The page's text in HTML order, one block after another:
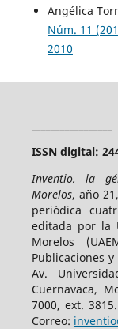
Angélica
Núm. 11
2010
ISSN digital:
Inventio, la
Morelos, año
periódica
editada por la
Morelos
Publicaciones
Av.
Cuernavaca,
7000, ext.
Correo: